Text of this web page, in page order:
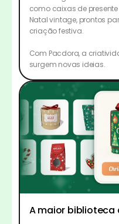
como caixas de
Natal vintage, prontos
criação festiva.
Com Pacdora, a
surgem novas ideias.
A maior biblioteca